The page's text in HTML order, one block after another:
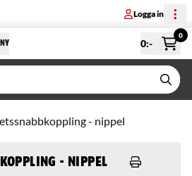
Logga in
0:-
0
- nippel
- nippel